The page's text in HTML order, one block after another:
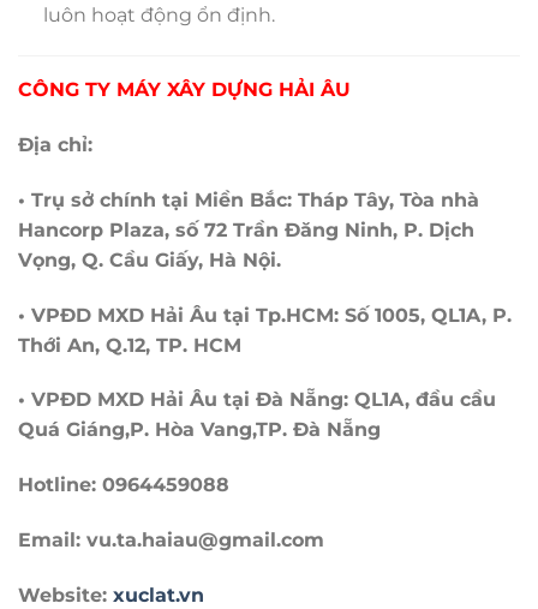
luôn hoạt động ổn định.
CÔNG TY MÁY XÂY DỰNG HẢI ÂU
Địa chỉ:
• Trụ sở chính tại Miền Bắc: Tháp Tây, Tòa nhà
Hancorp Plaza, số 72 Trần Đăng Ninh, P. Dịch
Vọng, Q. Cầu Giấy, Hà Nội.
• VPĐD MXD Hải Âu tại Tp.HCM: Số 1005, QL1A, P.
Thới An, Q.12, TP. HCM
• VPĐD MXD Hải Âu tại Đà Nẵng: QL1A, đầu cầu
Quá Giáng,P. Hòa Vang,TP. Đà Nẵng
Hotline: 0964459088
Email: vu.ta.haiau@gmail.com
Website: xuclat.vn